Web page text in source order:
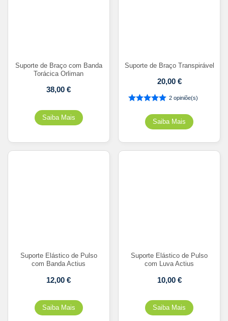
Suporte de Braço com Banda
Torácica Orliman
38,00€
Suporte de Braço Transpirável
20,00 €
2 opiniõe(s)
Suporte Elástico de Pulso
com Banda Actius
12,00€
Suporte Elástico de Pulso
com Luva Actius
10,00 €